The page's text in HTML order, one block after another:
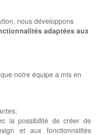
nous développons
adaptées aux
notre équipe a mis en
la possibilité de créer de
et aux fonctionnalités